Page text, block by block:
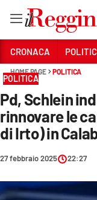
Sezioni
CRONACA
POLITICA
SANITÀ
AMBIENTE
CRONACA
HOME PAGE POLITICA
POLITICA
Pd, Schlein
rinnovare le
di Irto) in
27 febbraio 2025 22:27